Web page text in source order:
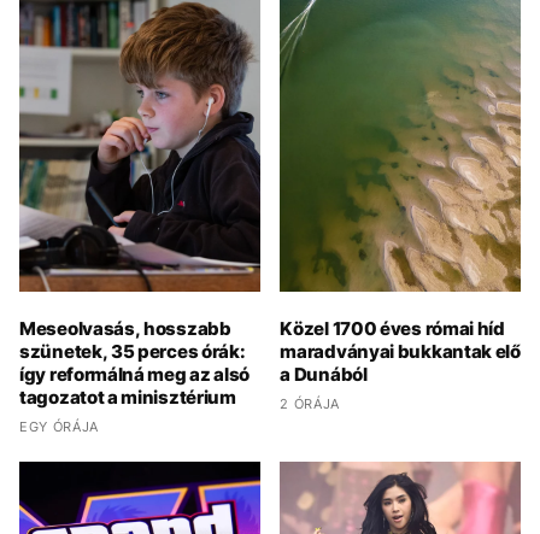
Meseolvasás, hosszabb
szünetek, 35 perces órák:
így reformálná meg az alsó
tagozatot a minisztérium
EGY ÓRÁJA
Közel 1700 éves római híd
maradványai bukkantak elő
a Dunából
2 ÓRÁJA